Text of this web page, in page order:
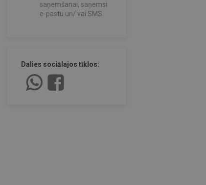
saņemšanai, saņemsi
e-pastu un/ vai SMS.
Dalies sociālajos tīklos: